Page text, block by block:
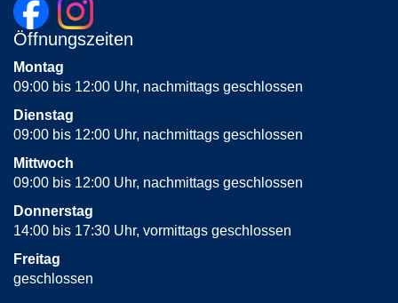
Öffnungszeiten
Montag
09:00 bis 12:00 Uhr, nachmittags geschlossen
Dienstag
09:00 bis 12:00 Uhr, nachmittags geschlossen
Mittwoch
09:00 bis 12:00 Uhr, nachmittags geschlossen
Donnerstag
14:00 bis 17:30 Uhr, vormittags geschlossen
Freitag
geschlossen